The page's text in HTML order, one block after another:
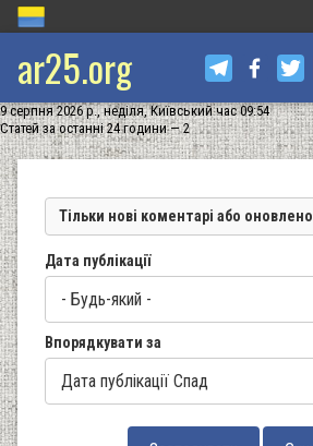
ar25.org
9 серпня 2026 р., неділя, Київський час 09:54
Статей за останні 24 години — 2
Тільки нові коментарі або оновлено
Дата публікації
Впорядкувати за